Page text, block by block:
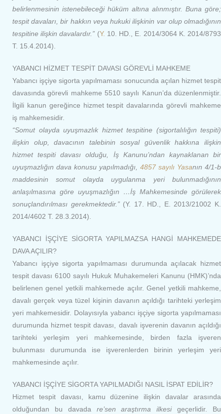
belirlenmesinin istenebileceği hüküm altına alınmıştır. Buna göre;
tespit davaları, bir hakkın veya hukuki ilişkinin var olup olmadığının
tespitine ilişkin davalardır.” (Y. 10. HD., E. 2014/3064 K. 2014/8793
T. 15.4.2014).
YABANCI HİZMET TESPİT DAVASI GÖREVLİ MAHKEME
Yabancı işçiye sigorta yapılmaması sonucunda açılan hizmet tespit
davasında görevli mahkeme 5510 sayılı Kanun’da düzenlenmiştir.
İlgili kanun gereğince hizmet tespit davalarında görevli mahkeme
iş mahkemesidir.
“Somut olayda uyuşmazlık hizmet tespitine (sigortalılığın tespiti)
ilişkin olup, davacının talebinin sosyal güvenlik hakkına ilişkin
hizmet
tespiti davası olduğu, İş Kanunu’ndan kaynaklanan bir
uyuşmazlığın dava konusu yapılmadığı, 4857 sayılı Yasanın 4/1-b
maddesinin somut olayda uygulanma yeri bulunmadığının
anlaşılmasına göre uyuşmazlığın …İş Mahkemesinde görülerek
sonuçlandırılması gerekmektedir.” (Y. 17. HD., E. 2013/21002 K.
2014/4602 T. 28.3.2014).
YABANCI İŞÇİYE SİGORTA YAPILMAZSA HANGİ MAHKEMEDE
DAVA AÇILIR?
Yabancı işçiye sigorta yapılmaması durumunda açılacak hizmet
tespit davası 6100 sayılı Hukuk Muhakemeleri Kanunu (HMK)’nda
belirlenen genel yetkili mahkemede açılır. Genel yetkili mahkeme,
davalı gerçek veya tüzel kişinin davanın açıldığı tarihteki yerleşim
yeri mahkemesidir. Dolayısıyla yabancı işçiye sigorta yapılmaması
durumunda hizmet tespit davası, davalı işverenin davanın açıldığı
tarihteki yerleşim yeri mahkemesinde, birden fazla işveren
bulunması durumunda ise işverenlerden birinin yerleşim yeri
mahkemesinde açılır.
YABANCI İŞÇİYE SİGORTA YAPILMADIĞI NASIL İSPAT EDİLİR?
Hizmet tespit davası, kamu düzenine ilişkin davalar arasında
olduğundan bu davada re’sen araştırma ilkesigeçerlidir. Bu